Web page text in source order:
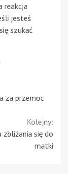
reakcja
jesteś
szukać
za przemoc
Kolejny:
zbliżania się do
matki